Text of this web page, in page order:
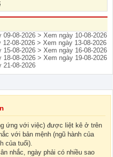
09-08-2026 > Xem ngày 10-08-2026
12-08-2026 > Xem ngày 13-08-2026
15-08-2026 > Xem ngày 16-08-2026
18-08-2026 > Xem ngày 19-08-2026
21-08-2026
ứng với việc) được liệt kê ở trên
với bản mệnh (ngũ hành của
của tuổi).
nhắc, ngày phải có nhiều sao